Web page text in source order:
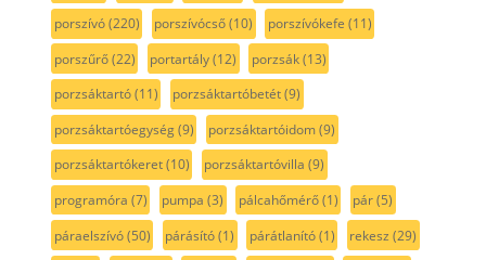
porszívó(220) porszívócső(10) porszívókefe (11)
porszűrő(22) portartály(12) porzsák(13)
porzsáktartó(11) porzsáktartóbetét(9)
porzsáktartóegység(9) porzsáktartóidom(9)
porzsáktartókeret(10) porzsáktartóvilla (9)
programóra (7) pumpa (3) pálcahőmérő(1) pár(5)
páraelszívó(50) párásító(1) párátlanító(1) rekesz (29)